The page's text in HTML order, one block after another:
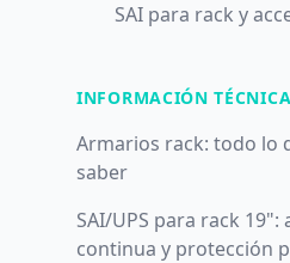
SAI para rack y
INFORMACIÓN TÉCNICA
Armarios rack: todo lo
saber
SAI/UPS para rack
continua y protección